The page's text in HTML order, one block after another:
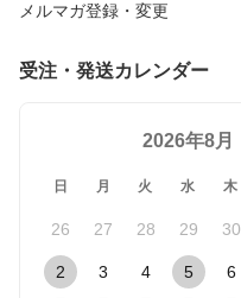
メルマガ登録・変更
受注・発送カレンダー
2026年8月
日 月 火 水 木
26 27 28 29 30
2 3 4 5 6